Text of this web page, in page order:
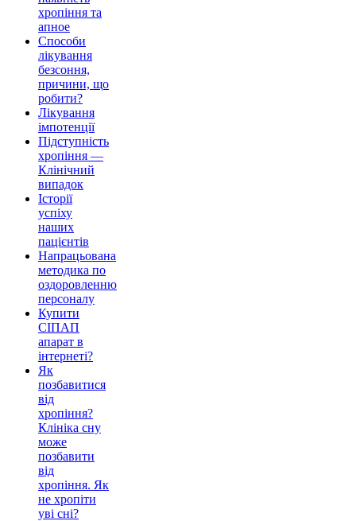
хропіння та
апное
Способи
лікування
безсоння,
причини, що
робити?
Лікування
імпотенції
Підступність
хропіння —
Клінічний
випадок
Історії
успіху
наших
пацієнтів
Напрацьована
методика по
оздоровленню
персоналу
Купити
СІПАП
апарат в
інтернеті?
Як
позбавитися
від
хропіння?
Клініка сну
може
позбавити
від
хропіння. Як
не хропіти
уві сні?